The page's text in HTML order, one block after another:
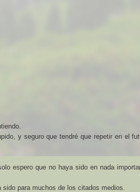
y seguro que tendré que repetir en el
espero que no haya sido en nada
para muchos de los citados medios.